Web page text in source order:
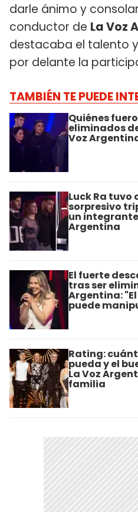
darle ánimo y
conductor de La Voz
destacaba el talento
por delante la
TAMBIÉN TE PUEDE
Quiénes
eliminados
Voz
Luck Ra tuvo
sorpresivo
un integrante
Argentina
El fuerte
tras ser
Argentina:
puede
Rating:
pueda y el
La Voz
familia